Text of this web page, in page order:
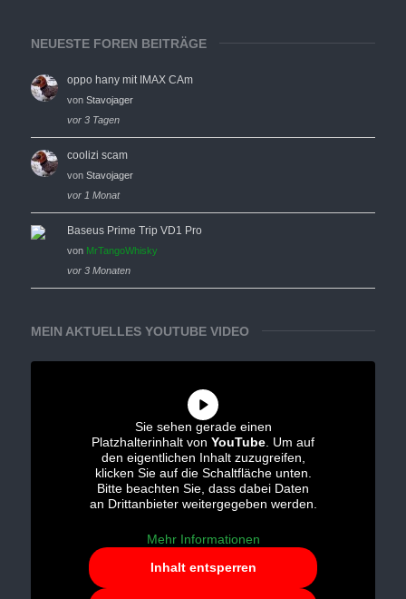
NEUESTE FOREN BEITRÄGE
oppo hany mit IMAX CAm
von Stavojager
vor 3 Tagen
coolizi scam
von Stavojager
vor 1 Monat
Baseus Prime Trip VD1 Pro
von MrTangoWhisky
vor 3 Monaten
MEIN AKTUELLES YOUTUBE VIDEO
Sie sehen gerade einen
Platzhalterinhalt von YouTube . Um auf
den eigentlichen Inhalt zuzugreifen,
klicken Sie auf die Schaltfläche unten.
Bitte beachten Sie, dass dabei Daten
an Drittanbieter weitergegeben werden.
Mehr Informationen
Inhalt entsperren